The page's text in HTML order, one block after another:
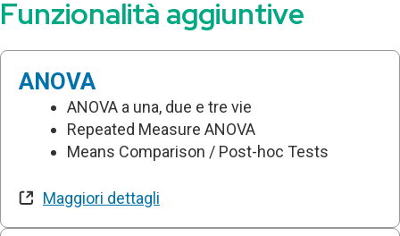
Funzionalità aggiuntive
ANOVA
ANOVA a una, due e tre vie
Repeated Measure ANOVA
Means Comparison / Post-hoc Tests
Maggiori dettagli